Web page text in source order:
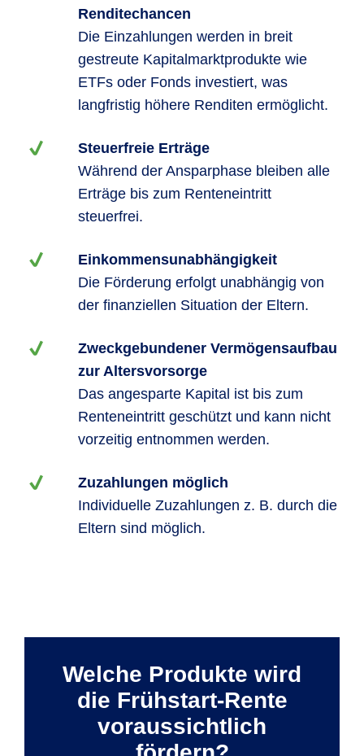
Renditechancen
Die Einzahlungen werden in breit
gestreute Kapitalmarktprodukte wie
ETFs oder Fonds investiert, was
langfristig höhere Renditen ermöglicht.
Steuerfreie Erträge
Während der Ansparphase bleiben alle
Erträge bis zum Renteneintritt
steuerfrei.
Einkommensunabhängigkeit
Die Förderung erfolgt unabhängig von
der finanziellen Situation der Eltern.
Zweckgebundener Vermögensaufbau
zur Altersvorsorge
Das angesparte Kapital ist bis zum
Renteneintritt geschützt und kann nicht
vorzeitig entnommen werden.
Zuzahlungen möglich
Individuelle Zuzahlungen z. B. durch die
Eltern sind möglich.
Welche Produkte wird
die Frühstart-Rente
voraussichtlich